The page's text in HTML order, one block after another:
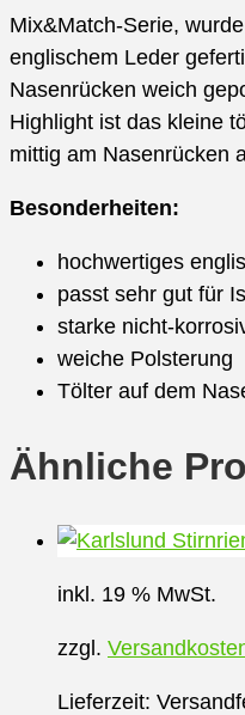
Mix&Match-Serie,
englischem Leder
Nasenrücken weich
Highlight ist das kleine
mittig am Nasenrücken
Besonderheiten:
hochwertiges
passt sehr gut für
starke nicht-
weiche Polsterung
Tölter auf dem
Ähnliche
inkl. 19 % MwSt.
zzgl.
Lieferzeit: